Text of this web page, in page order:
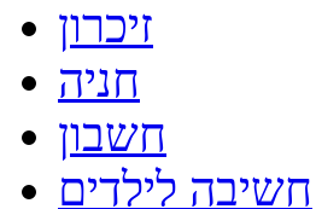
זיכרון
חניה
חשבון
חשיבה לילדים